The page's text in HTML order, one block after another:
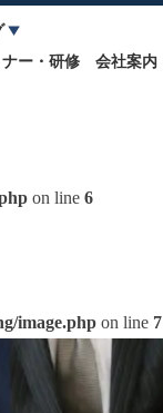
ー・研修 会社案内
on line 6
image.php on line 7